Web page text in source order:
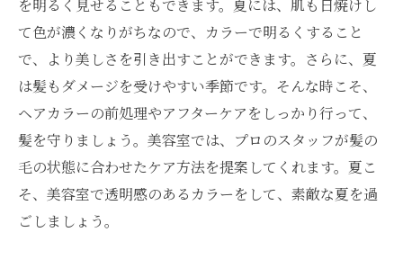
を明るく見せることもできます。夏には、肌も日焼けし
て色が濃くなりがちなので、カラーで明るくすること
で、より美しさを引き出すことができます。さらに、夏
は髪もダメージを受けやすい季節です。そんな時こそ、
ヘアカラーの前処理やアフターケアをしっかり行って、
髪を守りましょう。美容室では、プロのスタッフが髪の
毛の状態に合わせたケア方法を提案してくれます。夏こ
そ、美容室で透明感のあるカラーをして、素敵な夏を過
ごしましょう。